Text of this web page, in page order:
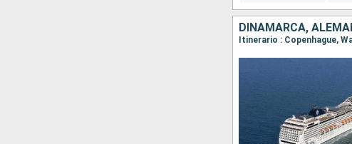
DINAMARCA,
Itinerario : Copenhague,